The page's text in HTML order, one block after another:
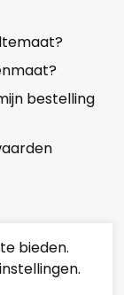
bestelling
bieden.